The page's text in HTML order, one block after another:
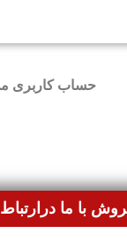
حساب کاربری
با ما